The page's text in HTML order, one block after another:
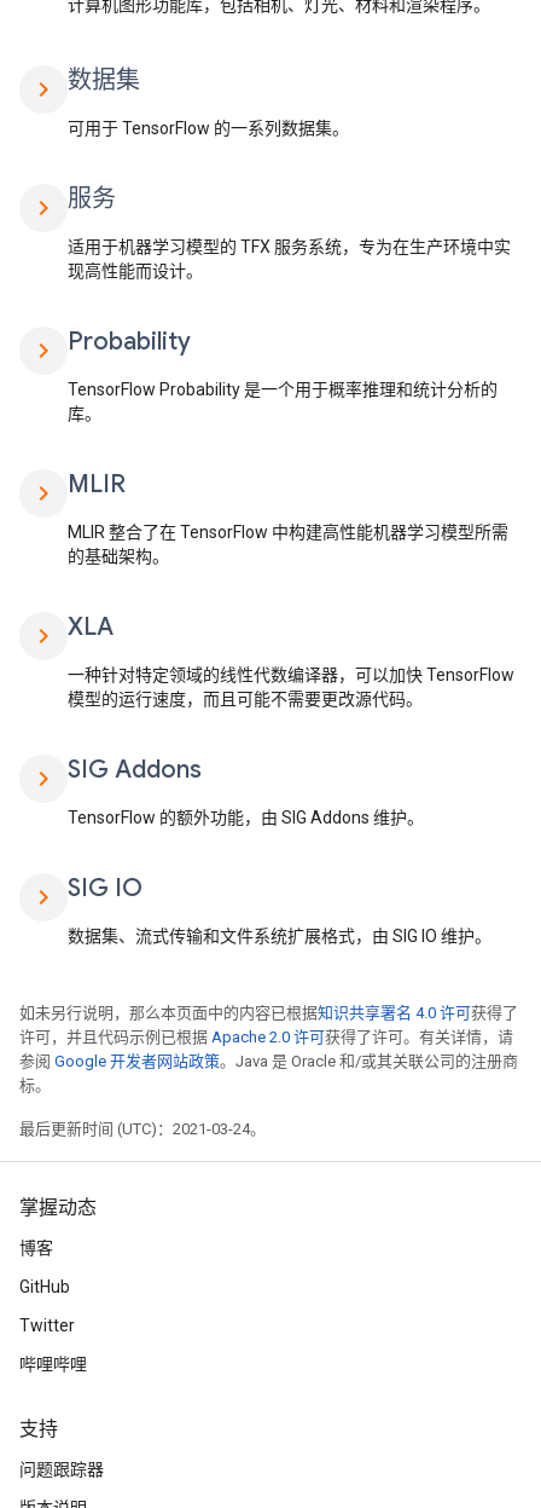
计算机图形功能库，包括相机、灯光、材料和渲染程序。
chevron_right 数据集
可用于 TensorFlow 的一系列数据集。
chevron_right 服务
适用于机器学习模型的 TFX 服务系统，专为在生产环境中实
现高性能而设计。
chevron_right Probability
TensorFlow Probability 是一个用于概率推理和统计分析的
库。
chevron_right MLIR
MLIR 整合了在 TensorFlow 中构建高性能机器学习模型所需
的基础架构。
chevron_right XLA
一种针对特定领域的线性代数编译器，可以加快 TensorFlow
模型的运行速度，而且可能不需要更改源代码。
chevron_right SIG Addons
TensorFlow 的额外功能，由 SIG Addons 维护。
chevron_right SIG IO
数据集、流式传输和文件系统扩展格式，由 SIG IO 维护。
如未另行说明，那么本页面中的内容已根据知识共享署名 4.0 许可获得了
许可，并且代码示例已根据 Apache 2.0 许可获得了许可。有关详情，请
参阅 Google 开发者网站政策。Java 是 Oracle 和/或其关联公司的注册商
标。
最后更新时间 (UTC)：2021-03-24。
掌握动态
博客
GitHub
Twitter
哔哩哔哩
支持
问题跟踪器